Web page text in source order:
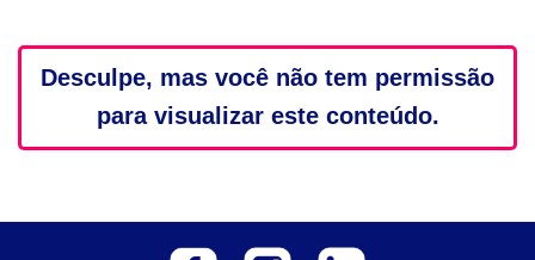
Desculpe, mas você não tem permissão
para visualizar este conteúdo.